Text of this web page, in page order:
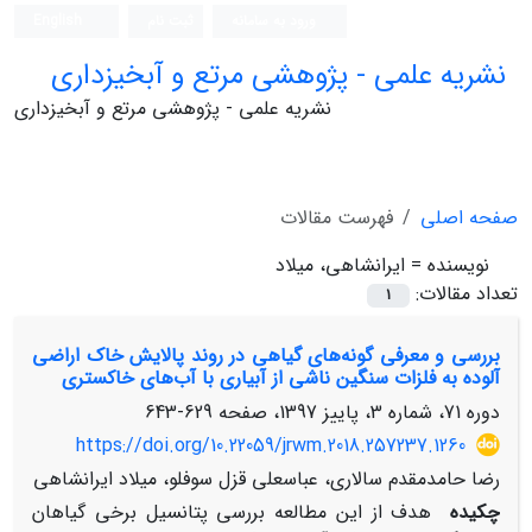
نشریه علمی - پژوهشی مرتع و آبخیزداری
نشریه علمی - پژوهشی مرتع و آبخیزداری
صفحه اصلی
فهرست مقالات
نویسنده = ایرانشاهی، میلاد
تعداد مقالات:
1
بررسی و معرفی گونه‌های گیاهی در روند پالایش خاک اراضی
آلوده به فلزات سنگین ناشی از آبیاری با آب‌های خاکستری
دوره 71، شماره 3، پاییز 1397، صفحه
629-643
https://doi.org/10.22059/jrwm.2018.257237.1260
رضا حامدمقدم سالاری، عباسعلی قزل سوفلو، میلاد ایرانشاهی
چکیده
هدف از این مطالعه بررسی پتانسیل برخی گیاهان